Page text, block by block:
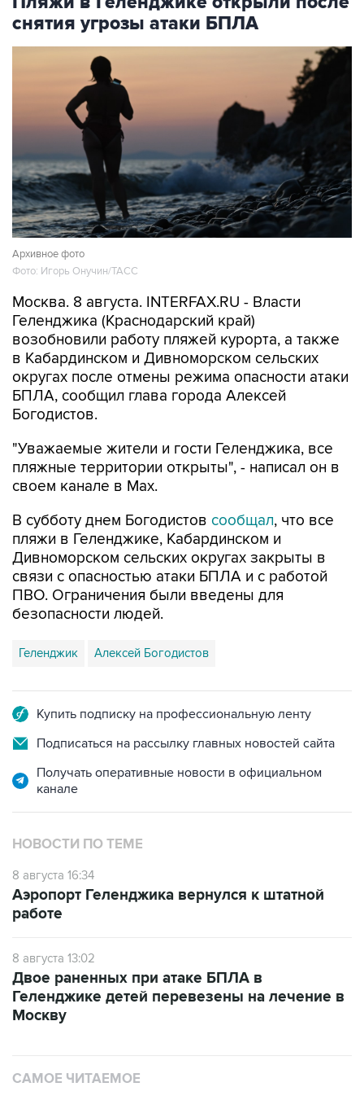
снятия угрозы атаки БПЛА
Архивное фото
Фото: Игорь Онучин/ТАСС
Москва. 8 августа. INTERFAX.RU - Власти
Геленджика (Краснодарский край)
возобновили работу пляжей курорта, а также
в Кабардинском и Дивноморском сельских
округах после отмены режима опасности атаки
БПЛА, сообщил глава города Алексей
Богодистов.
"Уважаемые жители и гости Геленджика, все
пляжные территории открыты", - написал он в
своем канале в Max.
В субботу днем Богодистов сообщал, что все
пляжи в Геленджике, Кабардинском и
Дивноморском сельских округах закрыты в
связи с опасностью атаки БПЛА и с работой
ПВО. Ограничения были введены для
безопасности людей.
Геленджик Алексей Богодистов
Купить подписку на профессиональную ленту
Подписаться на рассылку главных новостей сайта
Получать оперативные новости в официальном
канале
НОВОСТИ ПО ТЕМЕ
8 августа 16:34
Аэропорт Геленджика вернулся к штатной
работе
8 августа 13:02
Двое раненных при атаке БПЛА в
Геленджике детей перевезены на лечение в
Москву
САМОЕ ЧИТАЕМОЕ